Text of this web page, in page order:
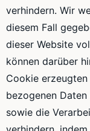
verhindern. Wir
diesem Fall
dieser Website
können darüber
Cookie
bezogenen
sowie die